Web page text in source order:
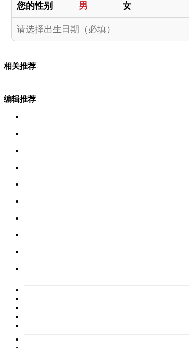
您的性别 男 女
相关推荐
编辑推荐